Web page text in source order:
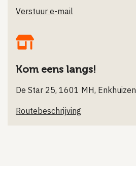
Verstuur e-mail
Kom eens langs!
De Star 25, 1601 MH, Enkhuizen
Routebeschrijving